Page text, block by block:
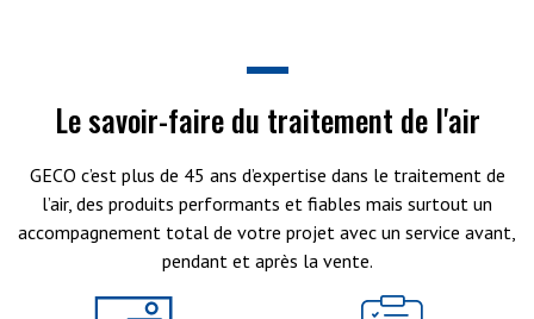
Le savoir-faire du traitement de l'air
GECO c’est plus de 45 ans d’expertise dans le traitement de
l’air, des produits performants et fiables mais surtout un
accompagnement total de votre projet avec un service avant,
pendant et après la vente.